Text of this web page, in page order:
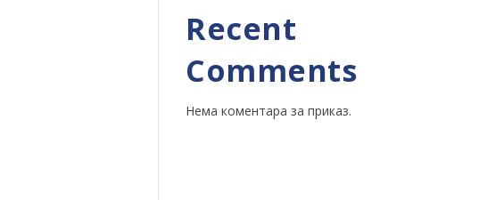
Recent
Comments
Нема коментара за приказ.